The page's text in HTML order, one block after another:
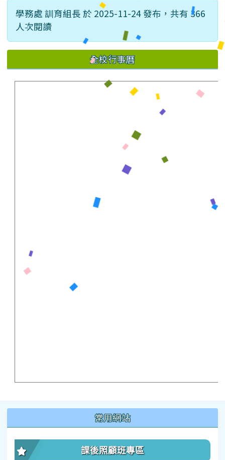
學務處 訓育組長 於 2025-11-24 發布，共有 366
人次閱讀
全校行事曆
常用網站
課後照顧班專區